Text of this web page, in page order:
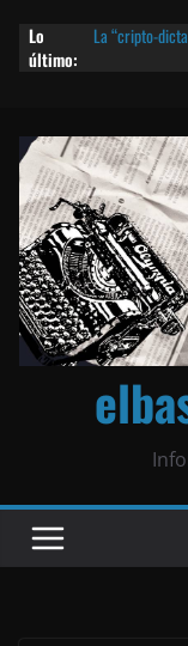
Lo
último:
La “cripto-
Agarrá tu
¡El partido
Batman de
Las mentiras
¿Piratas de El
¡O lo que